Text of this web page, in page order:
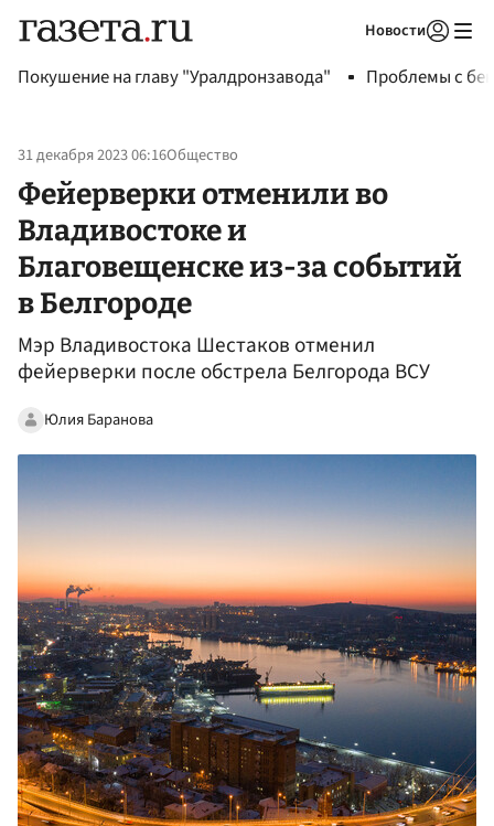
Новости
Покушение на главу "Уралдронзавода" Проблемы с
31 декабря 2023 06:16Общество
Фейерверки отменили во
Владивостоке и
Благовещенске из-за событий
в Белгороде
Мэр Владивостока Шестаков отменил
фейерверки после обстрела Белгорода ВСУ
Юлия Баранова